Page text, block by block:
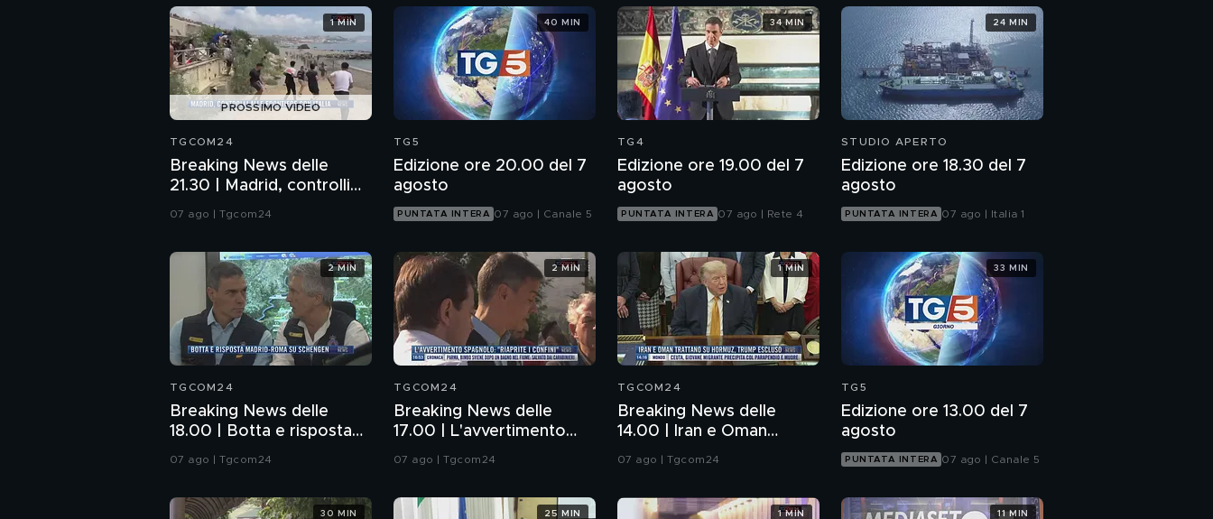
PROSSIMO VIDEO
TGCOM24
Breaking News delle
21.30 | Madrid, controlli
alle frontiere con Italia
07 ago | Tgcom24
1 MIN
TG5
Edizione ore 20.00 del 7
agosto
PUNTATA INTERA 07 ago | Canale 5
40 MIN
TG4
Edizione ore 19.00 del 7
agosto
PUNTATA INTERA 07 ago | Rete 4
34 MIN
STUDIO APERTO
Edizione ore 18.30 del 7
agosto
PUNTATA INTERA 07 ago | Italia 1
24 MIN
TGCOM24
Breaking News delle
18.00 | Botta e risposta
Madrid-Roma su
07 ago | Tgcom24
2 MIN
TGCOM24
Breaking News delle
17.00 | L'avvertimento
spagnolo: "Riaprite i
07 ago | Tgcom24
2 MIN
TGCOM24
Breaking News delle
14.00 | Iran e Oman
trattano su Hormuz,
07 ago | Tgcom24
1 MIN
TG5
Edizione ore 13.00 del 7
agosto
PUNTATA INTERA 07 ago | Canale 5
33 MIN
30 MIN 25 MIN 1 MIN 11 MIN